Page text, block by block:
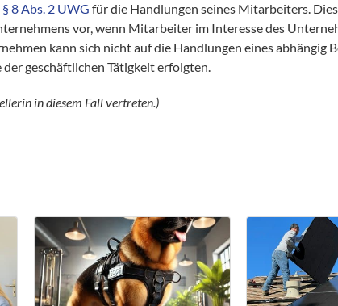
§ 8 Abs. 2 UWG für die Handlungen seines Mitarbeiters.
vor, wenn Mitarbeiter im Interesse des
kann sich nicht auf die Handlungen eines abhängig
geschäftlichen Tätigkeit erfolgten.
in diesem Fall vertreten.)